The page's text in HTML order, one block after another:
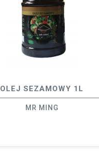
OLEJ SEZAMOWY 1L
MR MING